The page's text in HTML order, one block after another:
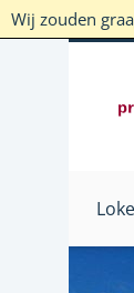
Wij zouden